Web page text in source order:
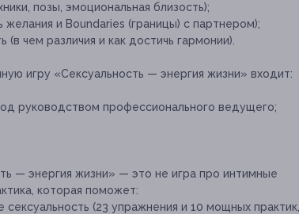
позы, эмоциональная близость);
и Boundaries (границы) с партнером);
чем различия и как достичь гармонии).
игру «Сексуальность — энергия жизни» входит:
руководством профессионального ведущего;
— энергия жизни» — это не игра про интимные
которая поможет:
(23 упражнения и 10 мощных практик,